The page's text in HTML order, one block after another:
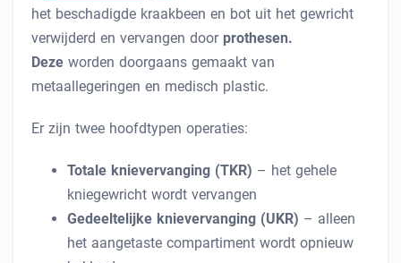
het beschadigde kraakbeen en bot uit het gewricht
verwijderd en vervangen door prothesen.
Deze worden doorgaans gemaakt van
metaallegeringen en medisch plastic.
Er zijn twee hoofdtypen operaties:
Totale knievervanging (TKR) – het gehele
kniegewricht wordt vervangen
Gedeeltelijke knievervanging (UKR) – alleen
het aangetaste compartiment wordt opnieuw